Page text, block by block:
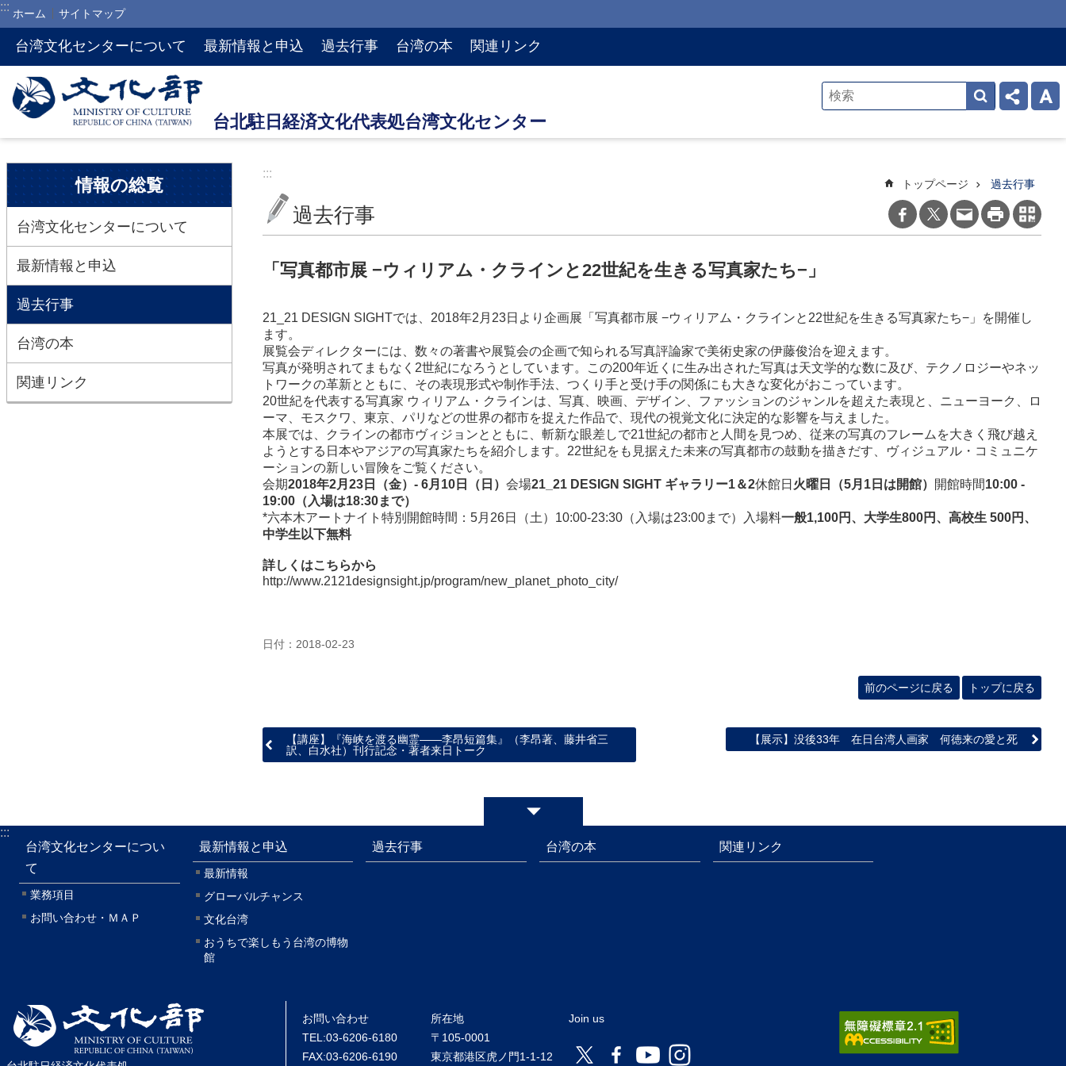
メインのコンテンツブロックにジャンプします
::: ホーム サイトマップ
台湾文化センターについて 最新情報と申込 過去行事 台湾の本 関連リンク
:::
情報の総覧
台湾文化センターについて
最新情報と申込
過去行事
台湾の本
関連リンク
:::
トップページ 過去行事
過去行事
「写真都市展 −ウィリアム・クラインと22世紀を生きる写真家たち−」
21_21 DESIGN SIGHTでは、2018年2月23日より企画展「写真都市展 −ウィリアム・クラインと22世紀を生きる写真家たち−」を開催し
ます。
展覧会ディレクターには、数々の著書や展覧会の企画で知られる写真評論家で美術史家の伊藤俊治を迎えます。
写真が発明されてまもなく2世紀になろうとしています。この200年近くに生み出された写真は天文学的な数に及び、テクノロジーやネッ
トワークの革新とともに、その表現形式や制作手法、つくり手と受け手の関係にも大きな変化がおこっています。
20世紀を代表する写真家 ウィリアム・クラインは、写真、映画、デザイン、ファッションのジャンルを超えた表現と、ニューヨーク、ロ
ーマ、モスクワ、東京、パリなどの世界の都市を捉えた作品で、現代の視覚文化に決定的な影響を与えました。
本展では、クラインの都市ヴィジョンとともに、斬新な眼差しで21世紀の都市と人間を見つめ、従来の写真のフレームを大きく飛び越え
ようとする日本やアジアの写真家たちを紹介します。22世紀をも見据えた未来の写真都市の鼓動を描きだす、ヴィジュアル・コミュニケ
ーションの新しい冒険をご覧ください。
会期2018年2月23日（金）- 6月10日（日） 会場21_21 DESIGN SIGHT ギャラリー1＆2休館日 火曜日（5月1日は開館） 開館時間10:00 -
19:00（入場は18:30まで）
*六本木アートナイト特別開館時間：5月26日（土）10:00-23:30（入場は23:00まで）
入場料一般1,100円、大学生800円、高校生 500円、
中学生以下無料
詳しくはこちらから
http://www.2121designsight.jp/program/new_planet_photo_city/
日付：2018-02-23
前のページに戻る トップに戻る
【講座】『海峡を渡る幽霊――李昂短篇集』（李昂著、藤井省三
訳、白水社）刊行記念・著者来日トーク
【展示】没後33年 在日台湾人画家 何徳来の愛と死
:::
台湾文化センターについ
て
業務項目
お問い合わせ・ＭＡＰ
最新情報と申込
最新情報
グローバルチャンス
文化台湾
おうちで楽しもう台湾の博物
館
過去行事 台湾の本 関連リンク
お問い合わせ
TEL:03-6206-6180
FAX:03-6206-6190
所在地
〒105-0001
東京都港区虎ノ門1-1-12
Join us